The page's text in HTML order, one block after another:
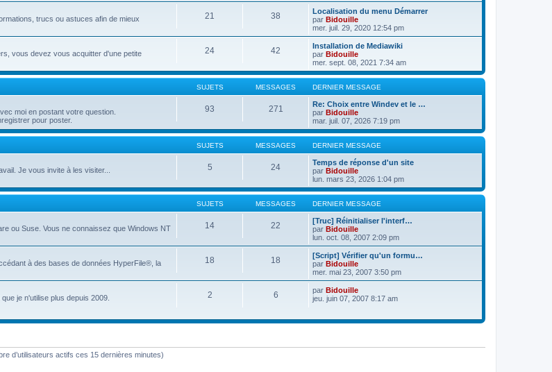
trucs ou astuces afin de mieux
21 38
Localisation du menu Démarrer
par Bidouille
mer. juil. 29, 2020 12:54 pm
vous devez vous acquitter d'une petite
24 42
Installation de Mediawiki
par Bidouille
mer. sept. 08, 2021 7:34 am
SUJETS MESSAGES DERNIER MESSAGE
moi en postant votre question.
pour poster.
93 271
Re: Choix entre Windev et le …
par Bidouille
mar. juil. 07, 2026 7:19 pm
SUJETS MESSAGES DERNIER MESSAGE
Je vous invite à les visiter... 5 24
Temps de réponse d'un site
par Bidouille
lun. mars 23, 2026 1:04 pm
SUJETS MESSAGES DERNIER MESSAGE
ou Suse. Vous ne connaissez que Windows NT
14 22
[Truc] Réinitialiser l'interf…
par Bidouille
lun. oct. 08, 2007 2:09 pm
à des bases de données HyperFile®, la
18 18
[Script] Vérifier qu'un formu…
par Bidouille
mer. mai 23, 2007 3:50 pm
je n'utilise plus depuis 2009. 2 6 par Bidouille
jeu. juin 07, 2007 8:17 am
d’utilisateurs actifs ces 15 dernières minutes)